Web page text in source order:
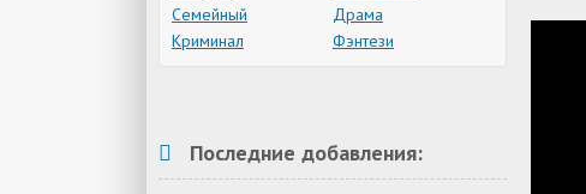
Семейный
Драма
Криминал
Фэнтези
Последние добавления: